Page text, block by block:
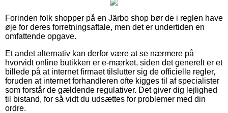
Forinden folk shopper på en Järbo shop bør de i reglen have
øje for deres forretningsaftale, men det er undertiden en
omfattende opgave.
Et andet alternativ kan derfor være at se nærmere på
hvorvidt online butikken er e-mærket, siden det generelt er et
billede på at internet firmaet tilslutter sig de officielle regler,
foruden at internet forhandleren ofte kigges til af specialister
som forstår de gældende regulativer. Det giver dig lejlighed
til bistand, for så vidt du udsættes for problemer med din
ordre.